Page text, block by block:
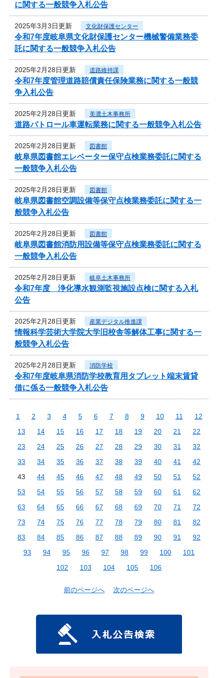
に関する一般競争入札公告
2025年3月3日更新 文化財保護センター
令和7年度岐阜県文化財保護センター機械警備業務委
託に関する一般競争入札公告
2025年2月28日更新 道路維持課
令和7年度管理道路賠償責任保険業務に関する一般競
争入札公告
2025年2月28日更新 美濃土木事務所
道路パトロール車運転業務に関する一般競争入札公告
2025年2月28日更新 図書館
岐阜県図書館エレベーター保守点検業務委託に関する
一般競争入札公告
2025年2月28日更新 図書館
岐阜県図書館空調設備等保守点検業務委託に関する一
般競争入札公告
2025年2月28日更新 図書館
岐阜県図書館消防用設備等保守点検業務委託に関する
一般競争入札公告
2025年2月28日更新 岐阜土木事務所
令和7年度 浄化導水観測監視施設点検に関する入札
公告
2025年2月28日更新 産業デジタル推進課
情報科学芸術大学院大学旧校舎等解体工事に関する一
般競争入札公告
2025年2月28日更新 消防学校
令和7年度岐阜県消防学校教育用タブレット端末賃貸
借に係る一般競争入札公告
1 2 3 4 5 6 7 8 9 10 11
12
13
14 15 16 17 18 19 20 21
22
23
24 25 26 27 28 29 30 31
32
33
34 35 36 37 38 39 40 41
42
43
44 45 46 47 48 49 50 51
52
53
54 55 56 57 58 59 60 61
62
63
64 65 66 67 68 69 70 71
72
73
74 75 76 77 78 79 80 81
82
83
84 85 86 87 88 89 90 91
92
93
94 95 96 97 98 99 100
101
102
103 104 105 106
前のページへ 次のページへ